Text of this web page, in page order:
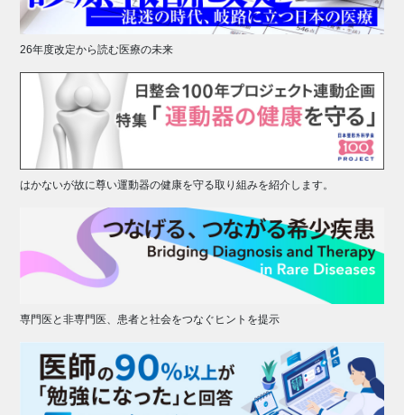
26年度改定から読む医療の未来
はかないが故に尊い運動器の健康を守る取り組みを紹介します。
専門医と非専門医、患者と社会をつなぐヒントを提示